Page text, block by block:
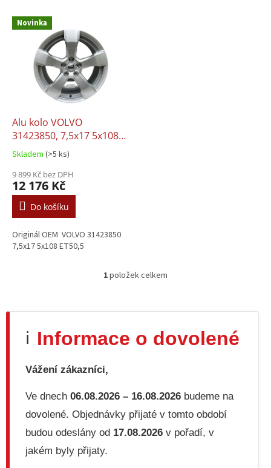
V
d
u
ů
Novinka
Alu kolo VOLVO
31423850, 7,5x17 5x108
ET50.5
Skladem (>5 ks)
9 899 Kč bez DPH
12 176 Kč
Do košíku
Originál OEM VOLVO 31423850
7,5x17 5x108 ET50,5
O
á
a
c
v
k
y
v
1položek celkem
ℹ️ Informace o dovolené
Vážení zákazníci,
Ve dnech 06.08.2026 – 16.08.2026 budeme na
dovolené. Objednávky přijaté v tomto období
budou odeslány od 17.08.2026 v pořadí, v
jakém byly přijaty.